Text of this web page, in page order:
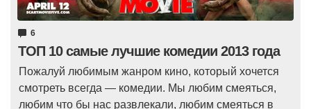
6
ТОП 10 самые лучшие комедии 2013 года
Пожалуй любимым жанром кино, который хочется
смотреть всегда — комедии. Мы любим смеяться,
любим что бы нас развлекали, любим смеяться в